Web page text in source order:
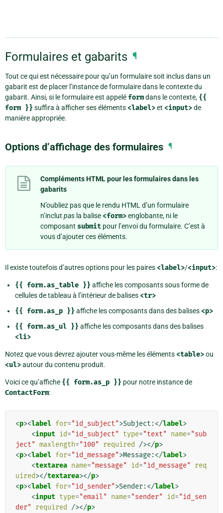
Formulaires et gabarits ¶
Tout ce qui est nécessaire pour qu’un formulaire soit inclus dans un
gabarit est de placer l’instance de formulaire dans le contexte du
gabarit. Ainsi, si le formulaire est appelé formdans le contexte, {{
form }} suffira à afficher ses éléments <label>et <input>de
manière appropriée.
Options d’affichage des formulaires ¶
Compléments HTML pour les formulaires dans les
gabarits
N’oubliez pas que le rendu HTML d’un formulaire
n’inclut pas la balise <form>englobante, ni le
composant submit pour l’envoi du formulaire. C’est à
vous d’ajouter ces éléments.
Il existe toutefois d’autres options pour les paires <label>/<input>:
{{ form.as_table }} affiche les composants sous forme de
cellules de tableau à l’intérieur de balises <tr>
{{ form.as_p }} affiche les composants dans des balises <p>
{{ form.as_ul }} affiche les composants dans des balises
<li>
Notez que vous devrez ajouter vous-même les éléments <table>ou
<ul>autour du contenu produit.
Voici ce qu’affiche {{ form.as_p }} pour notre instance de
ContactForm:
<p><label for="id_subject">Subject:</label>
<input id="id_subject" type="text" name="sub
ject" maxlength="100" required /></p>
<p><label for="id_message">Message:</label>
<textarea name="message" id="id_message"
req
uired></textarea></p>
<p><label for="id_sender">Sender:</label>
<input type="email" name="sender" id="id_sen
der"
required /></p>